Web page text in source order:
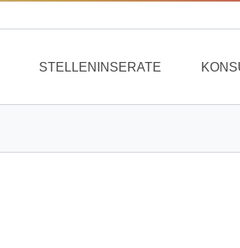
STELLENINSERATE